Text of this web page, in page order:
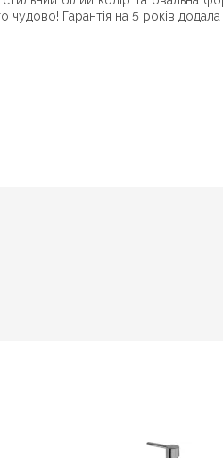
Гарантія на 5 років